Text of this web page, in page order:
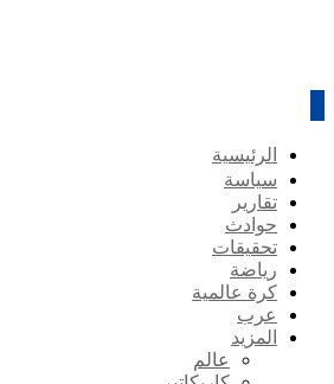
الرئيسية
سياسة
تقارير
حوادث
تحقيقات
رياضة
كرة عالمية
عرب
المزيد
عالم